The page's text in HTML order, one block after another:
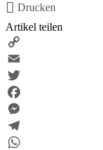
Drucken
Artikel teilen
Copy
Link
Email
Twitter
Facebook
Messenger
Telegram